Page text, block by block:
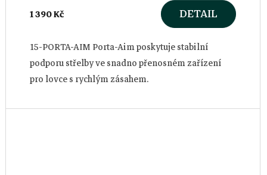
1 390 Kč DETAIL
15-PORTA-AIM Porta-Aim poskytuje stabilní
podporu střelby ve snadno přenosném zařízení
pro lovce s rychlým zásahem.